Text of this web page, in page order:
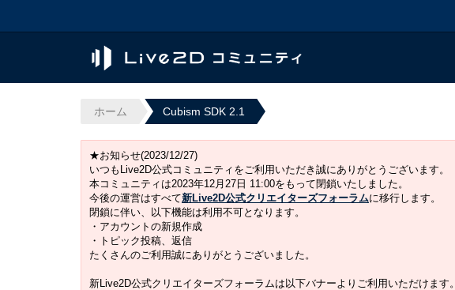
ホーム Cubism SDK 2.1
★お知らせ(2023/12/27)
いつもLive2D公式コミュニティをご利用いただき誠にありがとうございます。
本コミュニティは2023年12月27日 11:00をもって閉鎖いたしました。
今後の運営はすべて新Live2D公式クリエイターズフォーラムに移行します。
閉鎖に伴い、以下機能は利用不可となります。
・アカウントの新規作成
・トピック投稿、返信
たくさんのご利用誠にありがとうございました。
新Live2D公式クリエイターズフォーラムは以下バナーよりご利用いただけます。